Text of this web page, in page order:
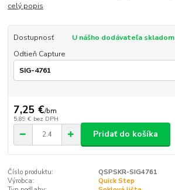
celý popis
Dostupnosť
U nášho dodávateľa skladom
Odtieň Capture
7,25 €/bm
5,89 € bez DPH
Pridať do košíka
Číslo produktu:
QSPSKR-SIG4761
Výrobca:
Quick Step